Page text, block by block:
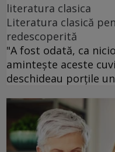
literatura clasica
Literatura clasică
redescoperită
"A fost odată, ca
amintește aceste
deschideau porțile